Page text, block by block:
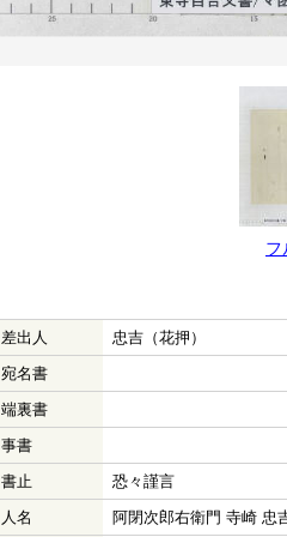
フ
差出人
忠吉（花押）
宛名書
端裏書
事書
書止
恐々謹言
人名
阿閉次郎右衛門 寺崎 忠